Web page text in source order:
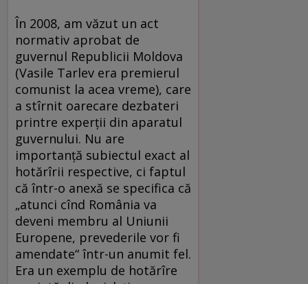
În 2008, am văzut un act
normativ aprobat de
guvernul Republicii Moldova
(Vasile Tarlev era premierul
comunist la acea vreme), care
a stîrnit oarecare dezbateri
printre experţii din aparatul
guvernului. Nu are
importanţă subiectul exact al
hotărîrii respective, ci faptul
că într-o anexă se specifica că
„atunci cînd România va
deveni membru al Uniunii
Europene, prevederile vor fi
amendate“ într-un anumit fel.
Era un exemplu de hotărîre